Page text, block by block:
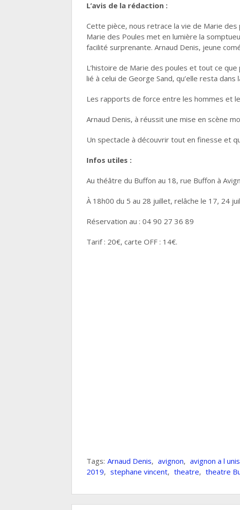
L’avis de la rédaction :
Cette pièce, nous retrace la vie de Marie
Marie des Poules met en lumière la
facilité surprenante. Arnaud Denis, jeune
L’histoire de Marie des poules et tout ce
lié à celui de George Sand, qu’elle resta
Les rapports de force entre les hommes et
Arnaud Denis, à réussit une mise en scène
Un spectacle à découvrir tout en finesse et
Infos utiles :
Au théâtre du Buffon au 18, rue Buffon à
À 18h00 du 5 au 28 juillet, relâche le 17, 24
Réservation au : 04 90 27 36 89
Tarif : 20€, carte OFF : 14€.
Tags: Arnaud Denis, avignon, avignon a l
2019, stephane vincent, theatre, theatre